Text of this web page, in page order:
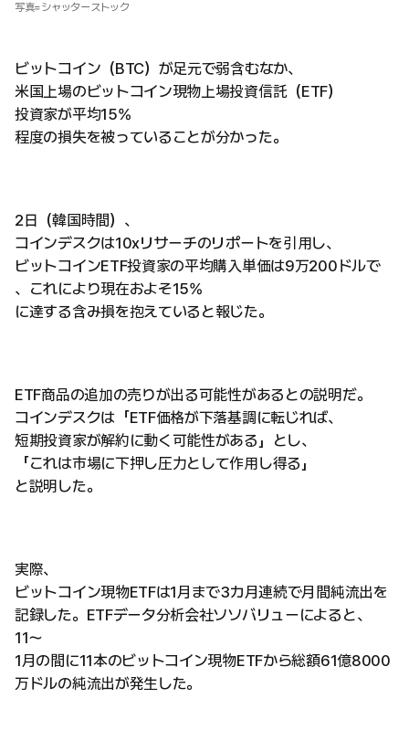
写真=シャッターストック
ビットコイン（BTC）が足元で弱含むなか、
米国上場のビットコイン現物上場投資信託（ETF）
投資家が平均15%
程度の損失を被っていることが分かった。
2日（韓国時間）、
コインデスクは10xリサーチのリポートを引用し、
ビットコインETF投資家の平均購入単価は9万200ドルで
、これにより現在およそ15%
に達する含み損を抱えていると報じた。
ETF商品の追加の売りが出る可能性があるとの説明だ。
コインデスクは「ETF価格が下落基調に転じれば、
短期投資家が解約に動く可能性がある」とし、
「これは市場に下押し圧力として作用し得る」
と説明した。
実際、
ビットコイン現物ETFは1月まで3カ月連続で月間純流出を
記録した。ETFデータ分析会社ソソバリューによると、
11〜
1月の間に11本のビットコイン現物ETFから総額61億8000
万ドルの純流出が発生した。